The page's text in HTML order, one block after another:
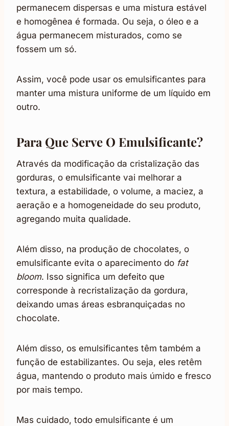
permanecem dispersas e uma mistura estável
e homogênea é formada. Ou seja, o óleo e a
água permanecem misturados, como se
fossem um só.
Assim, você pode usar os emulsificantes para
manter uma mistura uniforme de um líquido em
outro.
Para Que Serve O Emulsificante?
Através da modificação da cristalização das
gorduras, o emulsificante vai melhorar a
textura, a estabilidade, o volume, a maciez, a
aeração e a homogeneidade do seu produto,
agregando muita qualidade.
Além disso, na produção de chocolates, o
emulsificante evita o aparecimento do fat
bloom. Isso significa um defeito que
corresponde à recristalização da gordura,
deixando umas áreas esbranquiçadas no
chocolate.
Além disso, os emulsificantes têm também a
função de estabilizantes. Ou seja, eles retêm
água, mantendo o produto mais úmido e fresco
por mais tempo.
Mas cuidado, todo emulsificante é um